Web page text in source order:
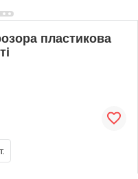
пластикова